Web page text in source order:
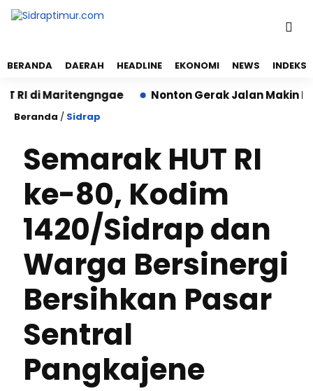
BERANDA DAERAH HEADLINE EKONOMI NEWS INDEKS
di Maritengngae Nonton Gerak Jalan Makin
Beranda / Sidrap
Semarak HUT RI
ke-80, Kodim
1420/Sidrap dan
Warga Bersinergi
Bersihkan Pasar
Sentral
Pangkajene